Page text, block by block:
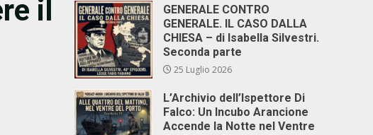
il
GENERALE CONTRO
GENERALE. IL CASO DALLA
CHIESA – di Isabella Silvestri.
Seconda parte
25 Luglio 2026
L’Archivio dell’Ispettore Di
Falco: Un Incubo Arancione
Accende la Notte nel Ventre